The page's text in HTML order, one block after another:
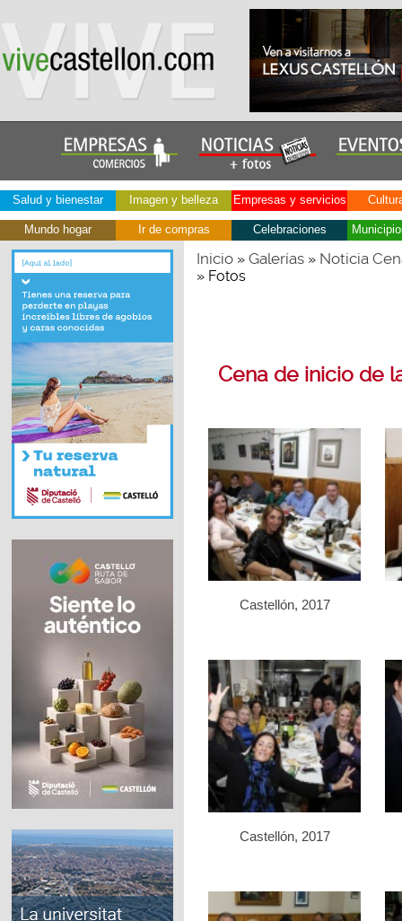
Salud y bienestar Imagen y belleza Empresas y servicios
Mundo hogar Ir de compras Celebraciones
Inicio» Galerías» Noticia
» Fotos
Cena de inicio de
Castellón, 2017
Castellón, 2017